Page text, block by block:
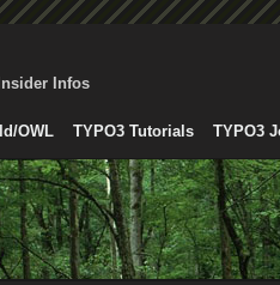
Infos
OWL TYPO3 Tutorials TYPO3